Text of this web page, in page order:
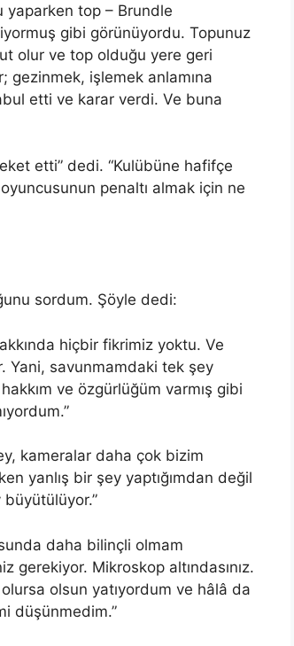
yaparken top – Brundle
gibi görünüyordu. Topunuz
olur ve top olduğu yere geri
gezinmek, işlemek anlamına
etti ve karar verdi. Ve buna
etti” dedi. “Kulübüne hafifçe
penaltı almak için ne
sordum. Şöyle dedi:
hiçbir fikrimiz yoktu. Ve
Yani, savunmamdaki tek şey
ve özgürlüğüm varmış gibi
kameralar daha çok bizim
yanlış bir şey yaptığımdan değil
büyütülüyor.”
daha bilinçli olmam
gerekiyor. Mikroskop altındasınız.
olsun yatıyordum ve hâlâ da
düşünmedim.”